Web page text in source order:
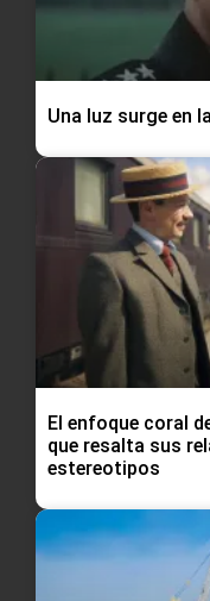
Una luz surge en
El enfoque coral
que resalta sus
estereotipos